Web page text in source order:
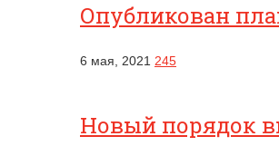
Опубликован
6 мая, 2021 245
Новый порядок